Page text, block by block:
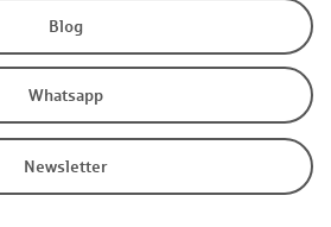
Blog
Whatsapp
Newsletter